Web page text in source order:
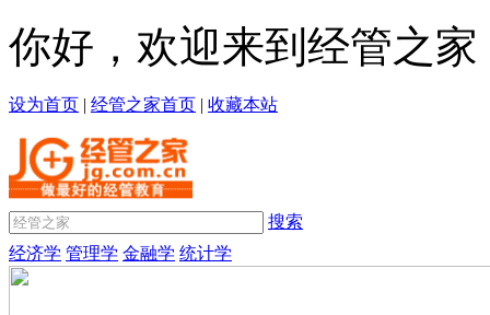
你好，欢迎来到经管之家
设为首页 | 经管之家首页 | 收藏本站
搜索
经济学 管理学 金融学 统计学